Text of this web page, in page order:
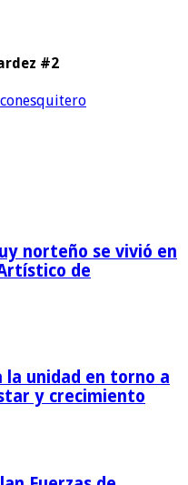
#2
norteño se vivió en
de
la unidad en torno a
y crecimiento